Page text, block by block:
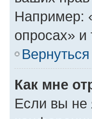
Например:
опросах» и
Как мне
Если вы не